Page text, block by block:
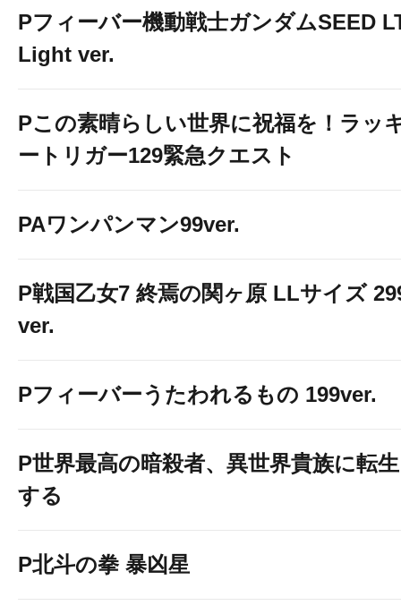
Pフィーバー機動戦士ガンダムSEED
Light ver.
Pこの素晴らしい世界に祝福を！ラッ
ートリガー129緊急クエスト
PAワンパンマン99ver.
P戦国乙女7 終焉の関ヶ原 LLサイズ
ver.
Pフィーバーうたわれるもの 199ver.
P世界最高の暗殺者、異世界貴族に転生
する
P北斗の拳 暴凶星